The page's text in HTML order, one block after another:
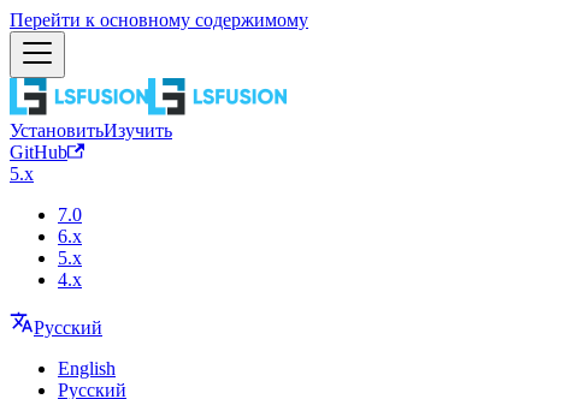
Перейти к основному содержимому
УстановитьИзучить
GitHub
5.x
7.0
6.x
5.x
4.x
Русский
English
Русский